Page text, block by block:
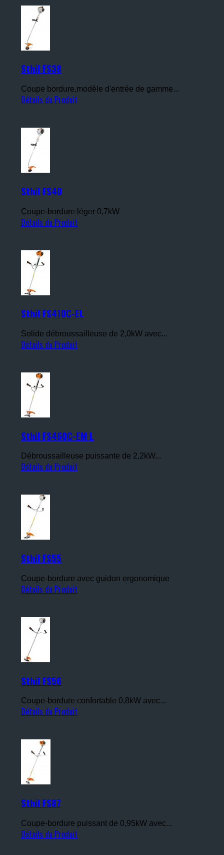
Sthil FS38
Coupe bordure,modèle d'entrée de gamme...
Détails du Produit
Sthil FS40
Coupe-bordure léger 0,7kW
Détails du Produit
Sthil FS410C-EL
Solide débroussailleuse de 2,0kW avec...
Détails du Produit
Sthil FS460C-EM L
Débroussailleuse puissante de 2,2kW...
Détails du Produit
Sthil FS55
Coupe-bordure avec guidon ergonomique
Détails du Produit
Sthil FS56
Coupe-bordure confortable 0,8kW avec...
Détails du Produit
Sthil FS87
Coupe-bordure puissant de 0,95kW avec...
Détails du Produit